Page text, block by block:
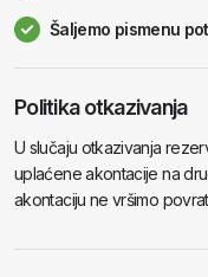
Šaljemo pismenu
Politika otkazivanja
U slučaju otkazivanja
uplaćene akontacije na
akontaciju ne vršimo